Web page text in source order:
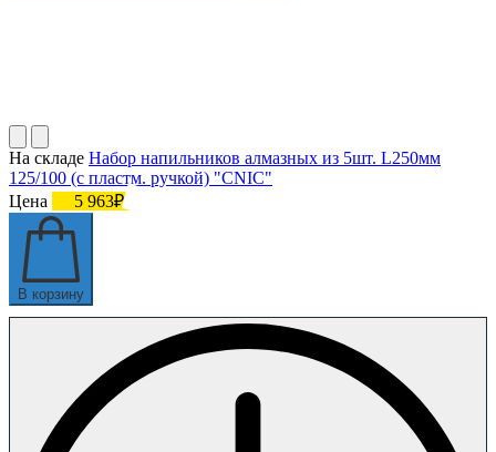
На складе Набор напильников алмазных из 5шт. L250мм
125/100 (с пластм. ручкой) "CNIC"
Цена
5 963₽
В корзину